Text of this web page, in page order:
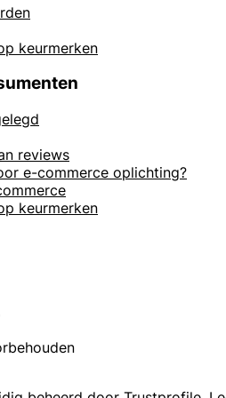
keurmerken
reviews
e-commerce oplichting?
keurmerken